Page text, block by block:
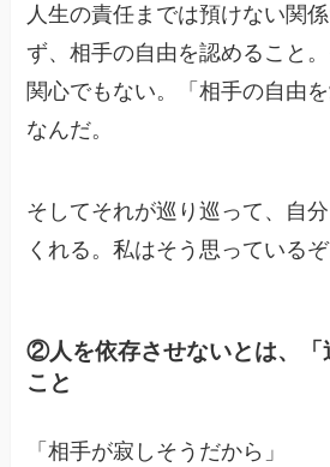
人生の責任までは預けない関
ず、相手の自由を認めること
関心でもない。「相手の自由
なんだ。
そしてそれが巡り巡って、自
くれる。私はそう思っているぞ
②人を依存させないとは、「
こと
「相手が寂しそうだから」